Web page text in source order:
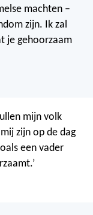
machten –
zijn. Ik zal
je gehoorzaam
mijn volk
zijn op de dag
een vader